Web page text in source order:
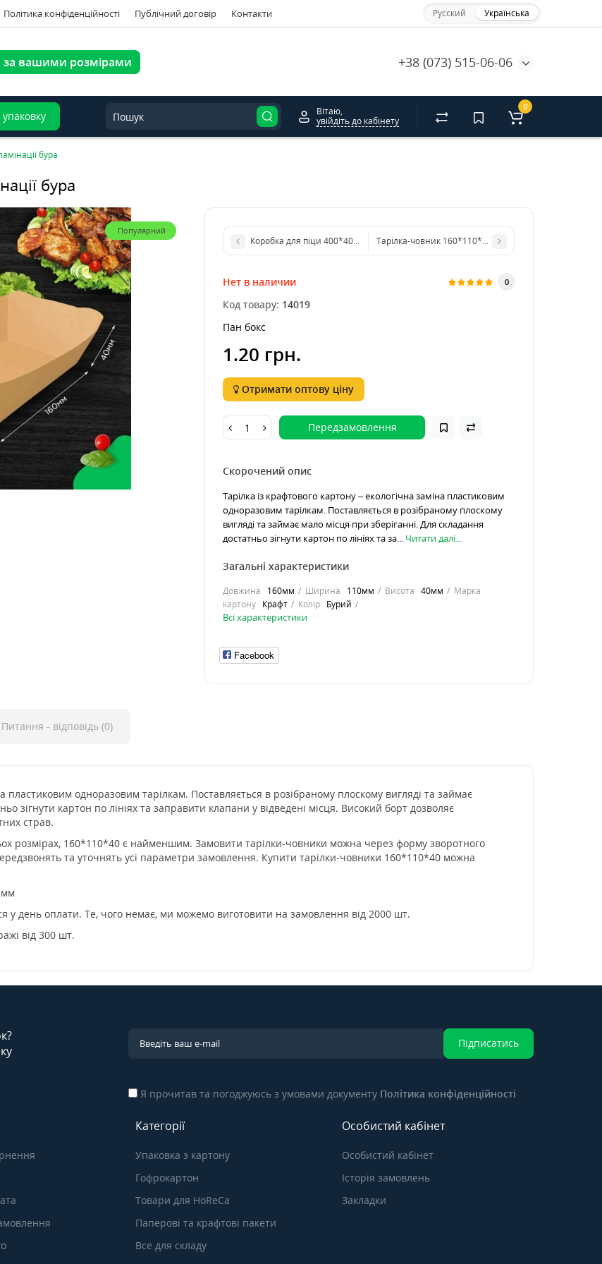
Політика конфіденційності Публічний договір Контакти Русский Українська
+38 (073) 515-06-06
за вашими розмірами
Вітаю,
увійдіть до кабінету
0
бура
бура
Популярний
Коробка для піци 400*400*40 біла. ITТарілка-човник 160*110*40 з ламінацією бура
Нет в наличии 0
Код товару: 14019
Пан бокс
1.20 грн.
Отримати оптову ціну
Передзамовлення
Скорочений опис
Тарілка із крафтового картону – екологічна заміна пластиковим
одноразовим тарілкам. Поставляється в розібраному плоскому
вигляді та займає мало місця при зберіганні. Для складання
достатньо зігнути картон по лініях та за... Читати далі...
Загальні характеристики
Довжина 160мм Ширина 110мм Висота 40мм
Марка
картону
Крафт Колір Бурий
Всі характеристики
Facebook
Питання - відповідь (0)
пластиковим одноразовим тарілкам. Поставляється в розібраному плоскому вигляді та займає
зігнути картон по лініях та заправити клапани у відведені місця. Високий борт дозволяє
страв.
розмірах, 160*110*40 є найменшим. Замовити тарілки-човники можна через форму зворотного
та уточнять усі параметри замовлення. Купити тарілки-човники 160*110*40 можна
мм
у день оплати. Те, чого немає, ми можемо виготовити на замовлення від 2000 шт.
від 300 шт.
Підписатись
Я прочитав та погоджуюсь з умовами документу Політика конфіденційності
Категорії
Упаковка з картону
Гофрокартон
Товари для HoReCa
Паперові та крафтові пакети
Все для складу
Особистий кабінет
Особистий кабінет
Історія замовлень
Закладки